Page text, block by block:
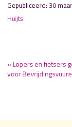
Gepubliceerd: 30
Huijts
« Lopers en fietsers
voor